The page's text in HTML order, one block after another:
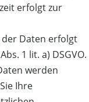
erfolgt zur
der Daten erfolgt
1 lit. a) DSGVO.
werden
Ihre